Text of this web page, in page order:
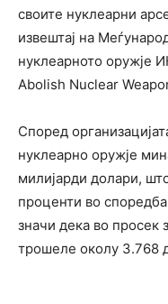
своите нуклеарни
извештај на
нуклеарното оружје
Abolish Nuclear
Според
нуклеарно оружје
милијарди долари,
проценти во
значи дека во просек
трошеле околу 3.768